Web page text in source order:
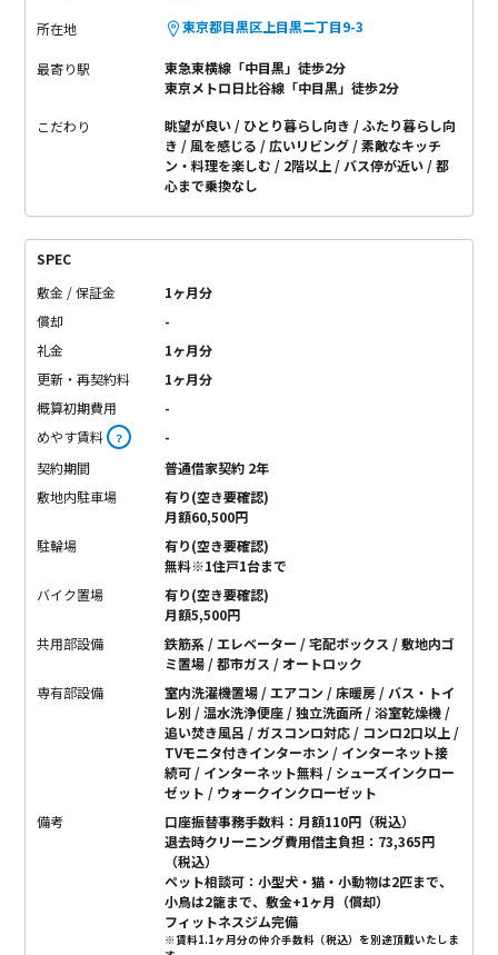
所在地 東京都目黒区上目黒二丁目9-3
最寄り駅
東急東横線「中目黒」徒歩2分
東京メトロ日比谷線「中目黒」徒歩2分
こだわり 眺望が良い ひとり暮らし向き
ふたり暮らし向
き
風を感じる 広いリビング
素敵なキッチ
ン・料理を楽しむ
2階以上 バス停が近い
都
心まで乗換なし
SPEC
敷金 / 保証金
1ヶ月分
償却
-
礼金
1ヶ月分
更新・再契約料
1ヶ月分
概算初期費用
-
めやす賃料 ？
-
契約期間
普通借家契約 2年
敷地内駐車場
有り(空き要確認)
月額60,500円
駐輪場
有り(空き要確認)
無料※1住戸1台まで
バイク置場
有り(空き要確認)
月額5,500円
共用部設備
鉄筋系 / エレベーター / 宅配ボックス / 敷地内ゴ
ミ置場 / 都市ガス / オートロック
専有部設備
室内洗濯機置場 / エアコン / 床暖房 / バス・トイ
レ別 / 温水洗浄便座 / 独立洗面所 / 浴室乾燥機 /
追い焚き風呂 / ガスコンロ対応 / コンロ2口以上 /
TVモニタ付きインターホン / インターネット接
続可 / インターネット無料 / シューズインクロー
ゼット / ウォークインクローゼット
備考
口座振替事務手数料：月額110円（税込）
退去時クリーニング費用借主負担：73,365円
（税込）
ペット相談可：小型犬・猫・小動物は2匹まで、
小鳥は2籠まで、敷金+1ヶ月（償却）
フィットネスジム完備
※賃料1.1ヶ月分の仲介手数料（税込）を別途頂戴いたしま